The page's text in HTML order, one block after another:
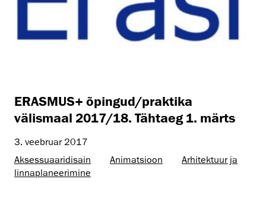
ERASMUS+ õpingud/praktika
välismaal 2017/18. Tähtaeg 1. märts
3. veebruar 2017
Aksessuaaridisain
Animatsioon
Arhitektuur ja
linnaplaneerimine